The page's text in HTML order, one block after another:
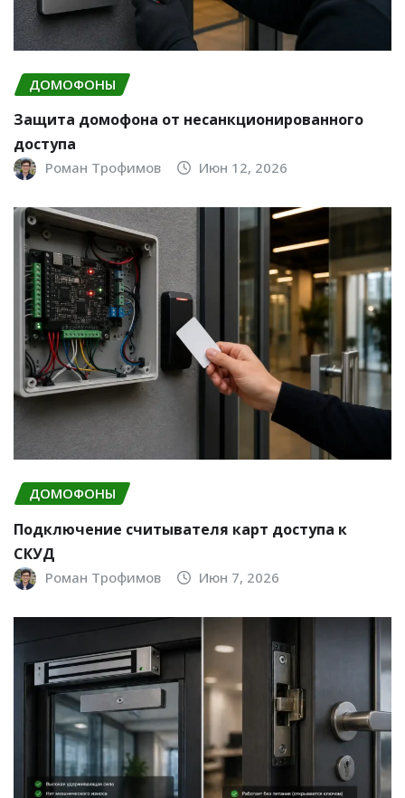
ДОМОФОНЫ
Защита домофона от несанкционированного
доступа
Роман Трофимов Июн 12, 2026
ДОМОФОНЫ
Подключение считывателя карт доступа к
СКУД
Роман Трофимов Июн 7, 2026